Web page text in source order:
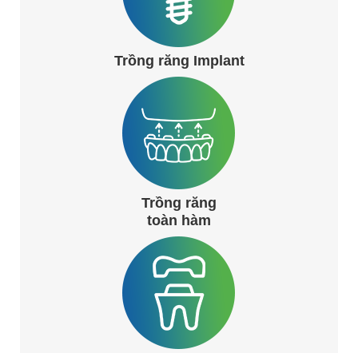
Trồng răng Implant
Trồng răng
toàn hàm